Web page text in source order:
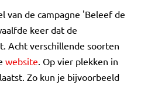
van de campagne 'Beleef de
keer dat de
Acht verschillende soorten
website. Op vier plekken in
Zo kun je bijvoorbeeld